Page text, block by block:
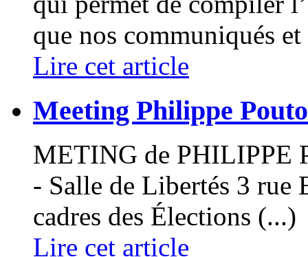
que nos communiqués
Lire cet article
Meeting Philippe
METING de PHILIPPE
- Salle de Libertés 3 rue
cadres des Élections (...)
Lire cet article